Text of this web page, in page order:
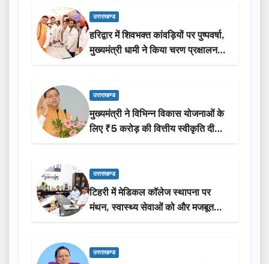
उत्तराखण्ड
हरिद्वार में शिवभक्त कांवड़ियों पर पुष्पवर्षा,
मुख्यमंत्री धामी ने किया चरण प्रक्षालन…
उत्तराखण्ड
मुख्यमंत्री ने विभिन्न विकास योजनाओं के
लिए ₹5 करोड़ की वित्तीय स्वीकृति दी…
उत्तराखण्ड
टिहरी में मेडिकल कॉलेज स्थापना पर
मंथन, स्वास्थ्य सेवाओं को और मजबूत
करेगी सरकार: मुख्यमंत्री धामी…
उत्तराखण्ड